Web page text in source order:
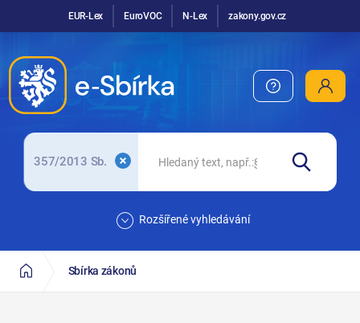
EUR-Lex EuroVOC N-Lex zakony.gov.cz
357/2013 Sb.
Rozšířené vyhledávání
Sbírka zákonů